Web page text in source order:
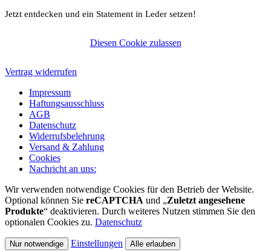
Jetzt entdecken und ein Statement in Leder setzen!
Diesen Cookie zulassen
Vertrag widerrufen
Impressum
Haftungsausschluss
AGB
Datenschutz
Widerrufsbelehrung
Versand & Zahlung
Cookies
Nachricht an uns:
Wir verwenden notwendige Cookies für den Betrieb der Website.
Optional können Sie reCAPTCHA und „Zuletzt angesehene
Produkte“ deaktivieren. Durch weiteres Nutzen stimmen Sie den
optionalen Cookies zu. Datenschutz
Nur notwendige Einstellungen Alle erlauben